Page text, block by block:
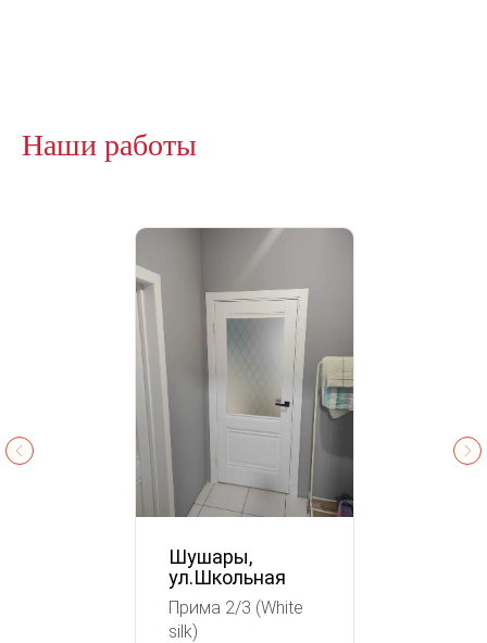
Наши работы
Шушары,
ул.Школьная
Прима 2/3 (White
silk)